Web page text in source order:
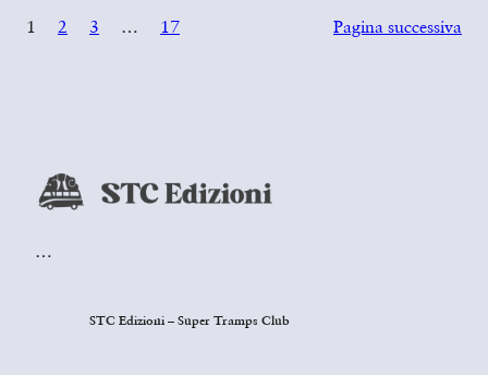
1 2 3 … 17 Pagina successiva
…
STC Edizioni – Super Tramps Club